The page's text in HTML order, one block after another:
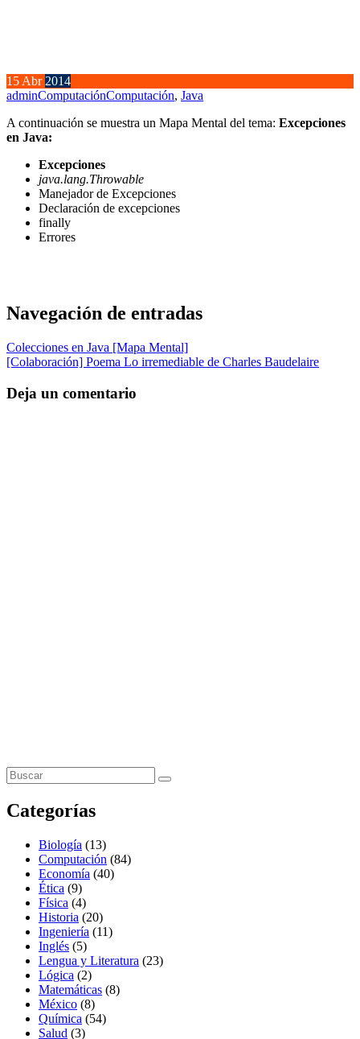
15Abr2014
adminComputaciónComputación, Java
A continuación se muestra un Mapa Mental del tema: Excepciones
en Java:
Excepciones
java.lang.Throwable
Manejador de Excepciones
Declaración de excepciones
finally
Errores
Navegación de entradas
Colecciones en Java [Mapa Mental]
[Colaboración] Poema Lo irremediable de Charles Baudelaire
Deja un comentario
Categorías
Biología (13)
Computación (84)
Economía (40)
Ética (9)
Física (4)
Historia (20)
Ingeniería (11)
Inglés (5)
Lengua y Literatura (23)
Lógica (2)
Matemáticas (8)
México (8)
Química (54)
Salud (3)